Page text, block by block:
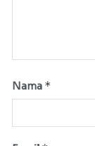
Nama *